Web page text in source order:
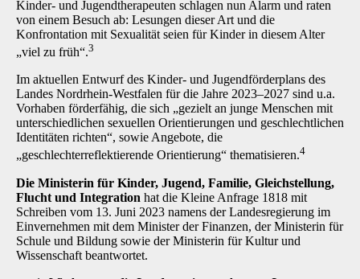
Kinder- und Jugendtherapeuten schlagen nun Alarm und raten
von einem Besuch ab: Lesun­gen dieser Art und die
Konfrontation mit Sexualität seien für Kinder in diesem Alter
„viel zu früh“.3
Im aktuellen Entwurf des Kinder- und Jugendförderplans des
Landes Nordrhein-Westfalen für die Jahre 2023–2027 sind u.a.
Vorhaben förderfähig, die sich „gezielt an junge Menschen mit
unterschiedlichen sexuellen Orientierungen und geschlechtlichen
Identitäten richten“, sowie Angebote, die
„geschlechterreflektierende Orientierung“ thematisieren.4
Die Ministerin für Kinder, Jugend, Familie, Gleichstellung,
Flucht und Integration hat die Kleine Anfrage 1818 mit
Schreiben vom 13. Juni 2023 namens der Landesregierung im
Ein­vernehmen mit dem Minister der Finanzen, der Ministerin für
Schule und Bildung sowie der Ministerin für Kultur und
Wissenschaft beantwortet.